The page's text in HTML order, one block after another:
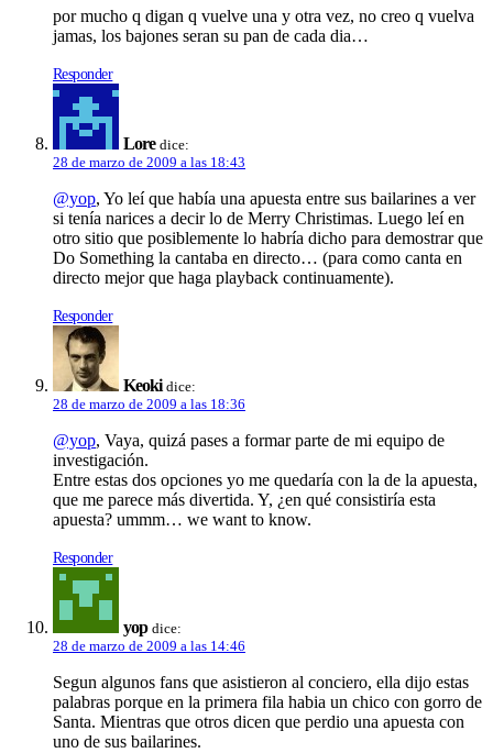
por mucho q digan q vuelve una y otra vez, no creo q vuelva
jamas, los bajones seran su pan de cada dia…
Responder
Lore dice:
28 de marzo de 2009 a las 18:43
@yop, Yo leí­ que habí­a una apuesta entre sus bailarines a ver
si tení­a narices a decir lo de Merry Christimas. Luego leí­ en
otro sitio que posiblemente lo habrí­a dicho para demostrar que
Do Something la cantaba en directo… (para como canta en
directo mejor que haga playback continuamente).
Responder
Keoki dice:
28 de marzo de 2009 a las 18:36
@yop, Vaya, quizá pases a formar parte de mi equipo de
investigación.
Entre estas dos opciones yo me quedarí­a con la de la apuesta,
que me parece más divertida. Y, ¿en qué consistirí­a esta
apuesta? ummm… we want to know.
Responder
yop dice:
28 de marzo de 2009 a las 14:46
Segun algunos fans que asistieron al conciero, ella dijo estas
palabras porque en la primera fila habia un chico con gorro de
Santa. Mientras que otros dicen que perdio una apuesta con
uno de sus bailarines.